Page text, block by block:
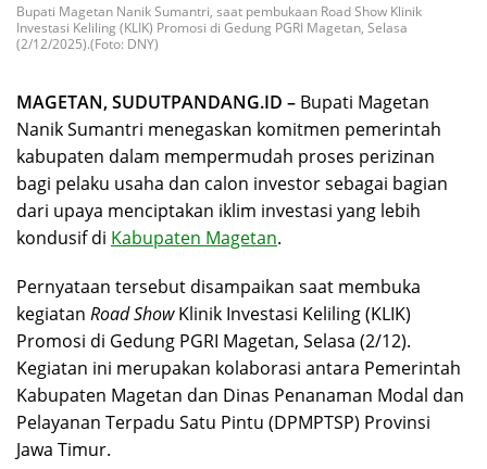
Bupati Magetan Nanik Sumantri, saat pembukaan Road Show Klinik
Investasi Keliling (KLIK) Promosi di Gedung PGRI Magetan, Selasa
(2/12/2025).(Foto: DNY)
MAGETAN, SUDUTPANDANG.ID – Bupati Magetan
Nanik Sumantri menegaskan komitmen pemerintah
kabupaten dalam mempermudah proses perizinan
bagi pelaku usaha dan calon investor sebagai bagian
dari upaya menciptakan iklim investasi yang lebih
kondusif di Kabupaten Magetan.
Pernyataan tersebut disampaikan saat membuka
kegiatan Road ShowKlinik Investasi Keliling (KLIK)
Promosi di Gedung PGRI Magetan, Selasa (2/12).
Kegiatan ini merupakan kolaborasi antara Pemerintah
Kabupaten Magetan dan Dinas Penanaman Modal dan
Pelayanan Terpadu Satu Pintu (DPMPTSP) Provinsi
Jawa Timur.